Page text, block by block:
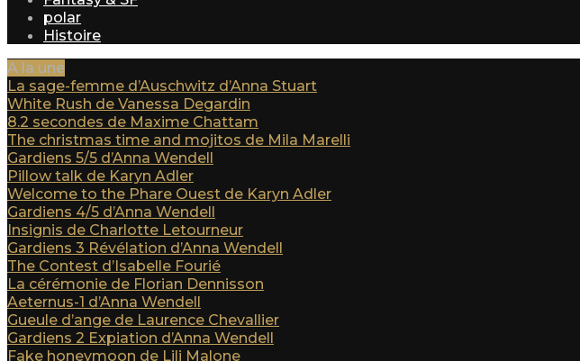
polar
Histoire
A la une
La sage-femme d’Auschwitz d’Anna Stuart
White Rush de Vanessa Degardin
8.2 secondes de Maxime Chattam
The christmas time and mojitos de Mila Marelli
Gardiens 5/5 d’Anna Wendell
Pillow talk de Karyn Adler
Welcome to the Phare Ouest de Karyn Adler
Gardiens 4/5 d’Anna Wendell
Insignis de Charlotte Letourneur
Gardiens 3 Révélation d’Anna Wendell
The Contest d’Isabelle Fourié
La cérémonie de Florian Dennisson
Aeternus-1 d’Anna Wendell
Gueule d’ange de Laurence Chevallier
Gardiens 2 Expiation d’Anna Wendell
Fake honeymoon de Lili Malone